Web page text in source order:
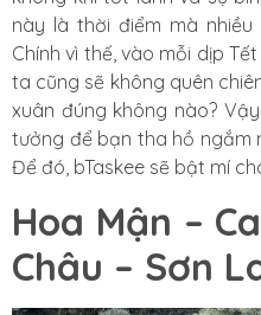
này là thời điểm mà
Chính vì thế, vào mỗi dịp
ta cũng sẽ không quên
xuân đúng không nào?
tưởng để bạn tha hồ ngắm
Để đó, bTaskee sẽ bật mí
Hoa Mận –
Châu – Sơn